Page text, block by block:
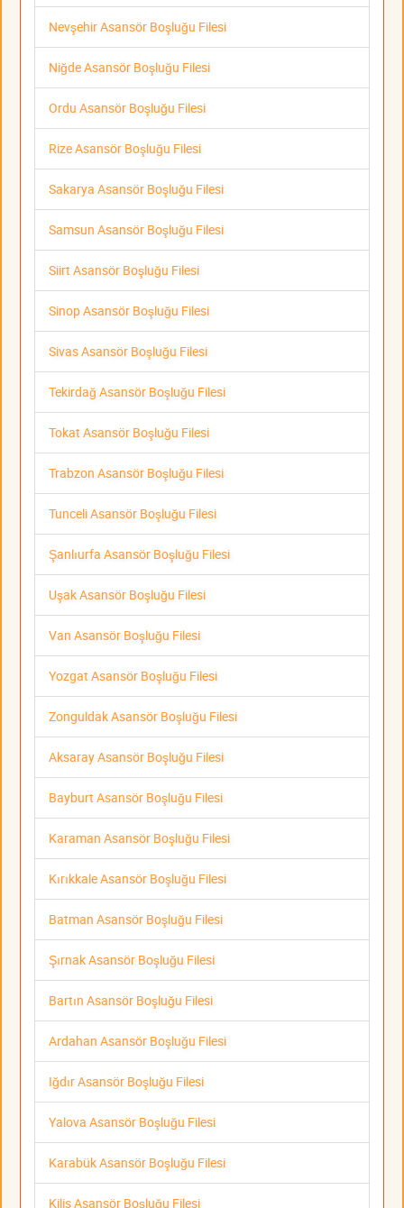
Nevşehir Asansör Boşluğu Filesi
Niğde Asansör Boşluğu Filesi
Ordu Asansör Boşluğu Filesi
Rize Asansör Boşluğu Filesi
Sakarya Asansör Boşluğu Filesi
Samsun Asansör Boşluğu Filesi
Siirt Asansör Boşluğu Filesi
Sinop Asansör Boşluğu Filesi
Sivas Asansör Boşluğu Filesi
Tekirdağ Asansör Boşluğu Filesi
Tokat Asansör Boşluğu Filesi
Trabzon Asansör Boşluğu Filesi
Tunceli Asansör Boşluğu Filesi
Şanlıurfa Asansör Boşluğu Filesi
Uşak Asansör Boşluğu Filesi
Van Asansör Boşluğu Filesi
Yozgat Asansör Boşluğu Filesi
Zonguldak Asansör Boşluğu Filesi
Aksaray Asansör Boşluğu Filesi
Bayburt Asansör Boşluğu Filesi
Karaman Asansör Boşluğu Filesi
Kırıkkale Asansör Boşluğu Filesi
Batman Asansör Boşluğu Filesi
Şırnak Asansör Boşluğu Filesi
Bartın Asansör Boşluğu Filesi
Ardahan Asansör Boşluğu Filesi
Iğdır Asansör Boşluğu Filesi
Yalova Asansör Boşluğu Filesi
Karabük Asansör Boşluğu Filesi
Kilis Asansör Boşluğu Filesi